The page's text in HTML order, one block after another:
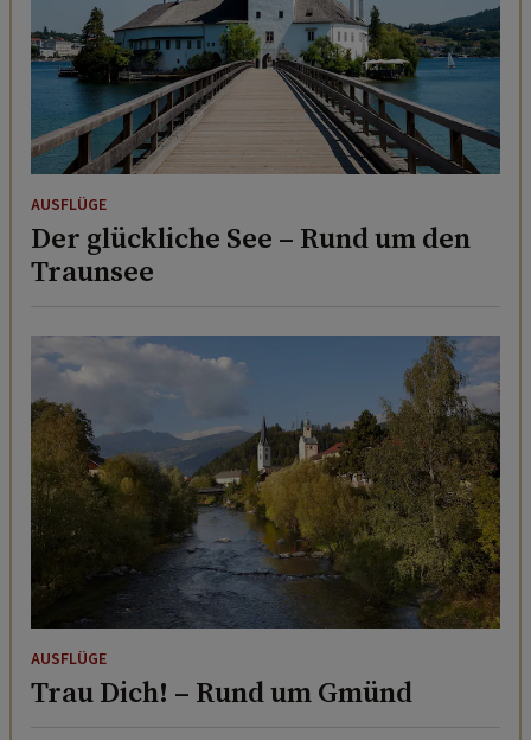
AUSFLÜGE
Der glückliche See – Rund um den
Traunsee
AUSFLÜGE
Trau Dich! – Rund um Gmünd